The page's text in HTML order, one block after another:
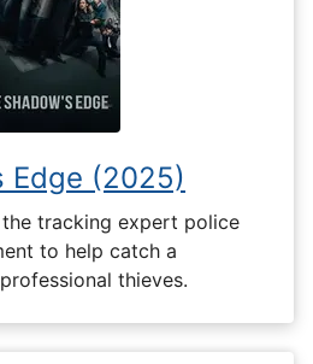
Edge (2025)
tracking expert police
to help catch a
thieves.